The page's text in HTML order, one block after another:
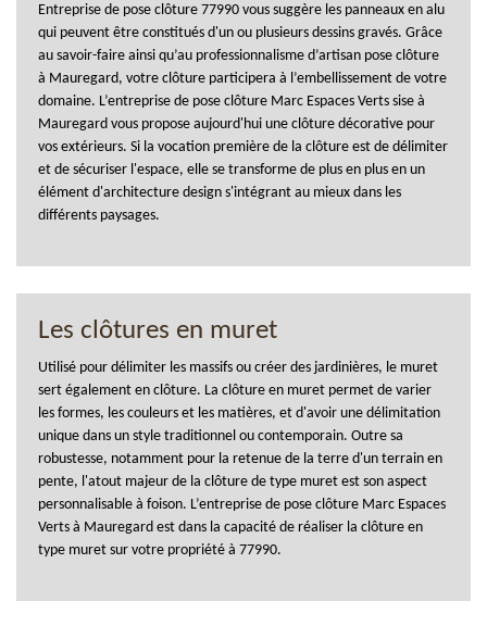
Entreprise de pose clôture 77990 vous suggère les panneaux en alu
qui peuvent être constitués d'un ou plusieurs dessins gravés. Grâce
au savoir-faire ainsi qu’au professionnalisme d’artisan pose clôture
à Mauregard, votre clôture participera à l’embellissement de votre
domaine. L’entreprise de pose clôture Marc Espaces Verts sise à
Mauregard vous propose aujourd'hui une clôture décorative pour
vos extérieurs. Si la vocation première de la clôture est de délimiter
et de sécuriser l'espace, elle se transforme de plus en plus en un
élément d'architecture design s'intégrant au mieux dans les
différents paysages.
Les clôtures en muret
Utilisé pour délimiter les massifs ou créer des jardinières, le muret
sert également en clôture. La clôture en muret permet de varier
les formes, les couleurs et les matières, et d'avoir une délimitation
unique dans un style traditionnel ou contemporain. Outre sa
robustesse, notamment pour la retenue de la terre d'un terrain en
pente, l'atout majeur de la clôture de type muret est son aspect
personnalisable à foison. L’entreprise de pose clôture Marc Espaces
Verts à Mauregard est dans la capacité de réaliser la clôture en
type muret sur votre propriété à 77990.